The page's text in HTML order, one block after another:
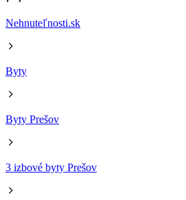
Nehnuteľnosti.sk
Byty
Byty Prešov
3 izbové byty Prešov